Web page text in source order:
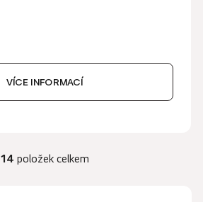
VÍCE INFORMACÍ
O
14 položek celkem